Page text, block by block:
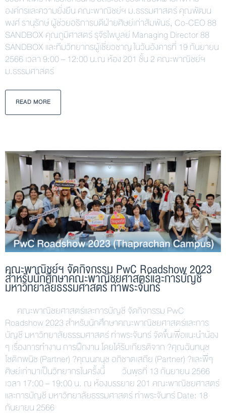
องค์กรและความยั่งยืน คณะพาณิชย์ฯ ม.ธรรมศาสตร์ คุณพัฒน
พงศ์ รานุรักษ์ ผู้ช่วยอธิการบดีฝ่ายศิษย์เก่าสัมพันธ์, Co-CEO 88
SANDBOX คุณภูมิศาสตร์ รุจีรไพบูลย์ Managing Director 88
SANDBOX และทีมวิทยากรผู้เชี่ยวชาญ ในวันอังคารที่ 19 กันยายน
2566 เวลา 9:00 – 12:00 น.ณ ห้อง 201 ชั้น 2 คณะพาณิชย์ฯ
ม.ธรรมศาสตร์
READ MORE
คณะพาณิชย์ฯ จัดกิจกรรม PwC Roadshow 2023
สำหรับนักศึกษาคณะพาณิชยศาสตร์และการบัญชี
มหาวิทยาลัยธรรมศาสตร์ ท่าพระจันทร์
คณะพาณิชยศาสตร์และการบัญชี จัดกิจกรรม PwC
Roadshow 2023 สำหรับนักศึกษาคณะพาณิชยศาสตร์และการ
บัญชี มหาวิทยาลัยธรรมศาสตร์ ท่าพระจันทร์ จัดขึ้นเพื่อแนะนำน้อง
ๆ เรื่องการทำงาน การฝึกงาน โดยได้รับเกียรติจาก ?คุณฉันทนุช
โชติกพนิช (Partner) ?คุณนภนุช อภิชาตเสถีย (Partner) ?และพี่ๆ
ศิษย์เก่ามาเป็นวิทยากรในครั้งนี้ วันพุธที่ 13 กันยายน 2566
เวลา 17:00 – 19:00 น. ณ ห้องบรรยาย 201 คณะพาณิชยศาสตร์
และการบัญชี มหาวิทยาลัยธรรมศาสตร์ ท่าพระจันทร์ Date: 18
กันยายน 2566